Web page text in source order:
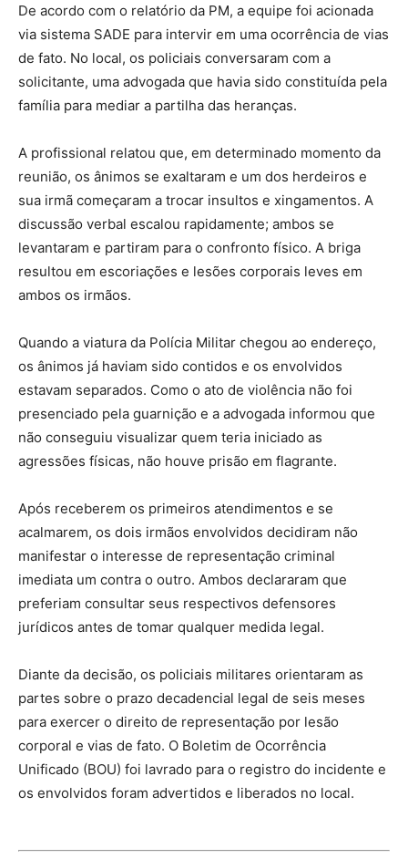
De acordo com o relatório da PM, a equipe foi acionada
via sistema SADE para intervir em uma ocorrência de vias
de fato. No local, os policiais conversaram com a
solicitante, uma advogada que havia sido constituída pela
família para mediar a partilha das heranças.
A profissional relatou que, em determinado momento da
reunião, os ânimos se exaltaram e um dos herdeiros e
sua irmã começaram a trocar insultos e xingamentos. A
discussão verbal escalou rapidamente; ambos se
levantaram e partiram para o confronto físico. A briga
resultou em escoriações e lesões corporais leves em
ambos os irmãos.
Quando a viatura da Polícia Militar chegou ao endereço,
os ânimos já haviam sido contidos e os envolvidos
estavam separados. Como o ato de violência não foi
presenciado pela guarnição e a advogada informou que
não conseguiu visualizar quem teria iniciado as
agressões físicas, não houve prisão em flagrante.
Após receberem os primeiros atendimentos e se
acalmarem, os dois irmãos envolvidos decidiram não
manifestar o interesse de representação criminal
imediata um contra o outro. Ambos declararam que
preferiam consultar seus respectivos defensores
jurídicos antes de tomar qualquer medida legal.
Diante da decisão, os policiais militares orientaram as
partes sobre o prazo decadencial legal de seis meses
para exercer o direito de representação por lesão
corporal e vias de fato. O Boletim de Ocorrência
Unificado (BOU) foi lavrado para o registro do incidente e
os envolvidos foram advertidos e liberados no local.